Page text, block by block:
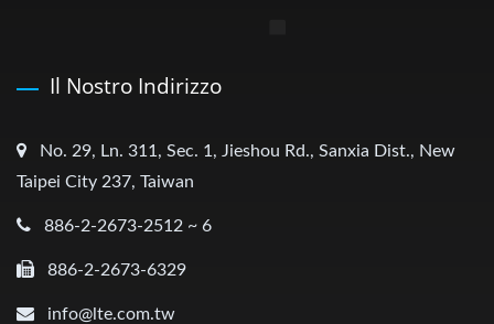
Il Nostro Indirizzo
No. 29, Ln. 311, Sec. 1, Jieshou Rd., Sanxia Dist., New
Taipei City 237, Taiwan
886-2-2673-2512 ~ 6
886-2-2673-6329
info@lte.com.tw